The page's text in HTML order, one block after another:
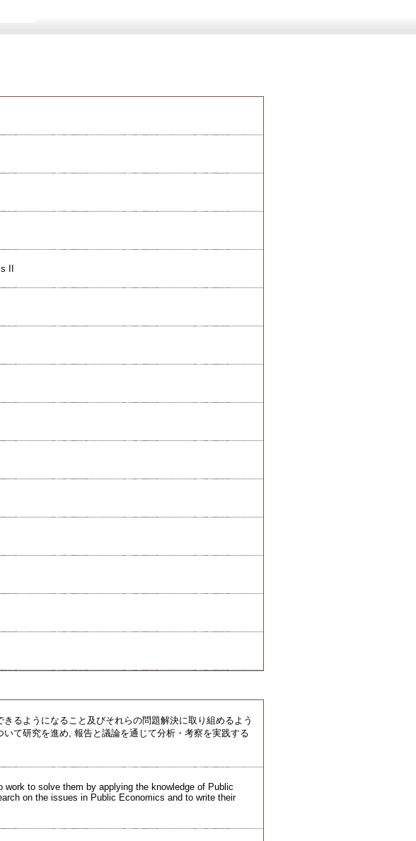
II
るようになること及びそれらの問題解決に取り組めるよう
て研究を進め, 報告と議論を通じて分析・考察を実践する
to solve them by applying the knowledge of Public
on the issues in Public Economics and to write their